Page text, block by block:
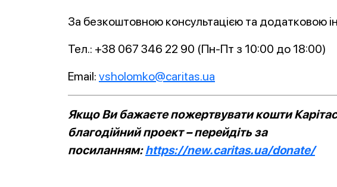
За безкоштовною консультацією та додатковою
Тел.: +38 067 346 22 90 (Пн-Пт з 10:00 до 18:00)
Email: vsholomko@caritas.ua
Якщо Ви бажаєте пожертвувати кошти
благодійний проект – перейдіть за
посиланням:https://new.caritas.ua/donate/